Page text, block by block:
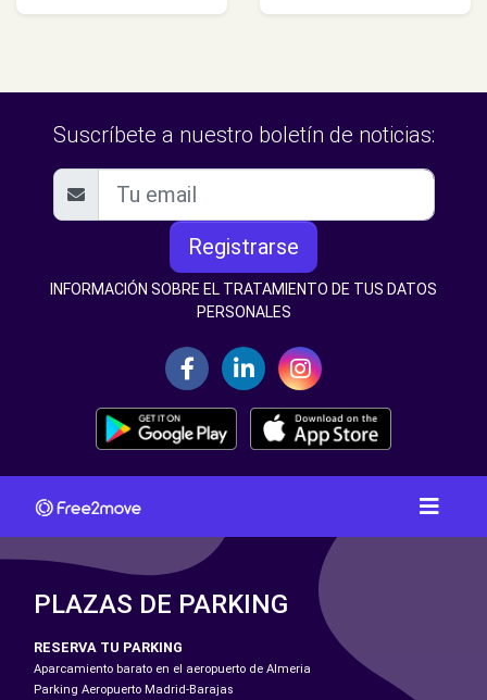
Suscríbete a nuestro boletín de noticias:
Registrarse
INFORMACIÓN SOBRE EL TRATAMIENTO DE TUS DATOS
PERSONALES
PLAZAS DE PARKING
RESERVA TU PARKING
Aparcamiento barato en el aeropuerto de Almeria
Parking Aeropuerto Madrid-Barajas